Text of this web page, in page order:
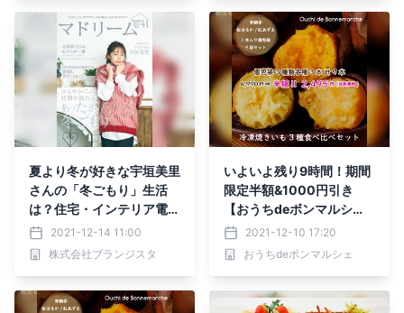
夏より冬が好きな宇垣美里
さんの「冬ごもり」生活
は？住宅・インテリア電子
雑誌『マドリーム』Vol.41
公開
2021-12-14 11:00
株式会社ブランジスタ
いよいよ残り9時間！期間
限定半額&1000円引き
【おうちdeボンマルシ
ェ】2021-12-10 17:20
おうちdeボンマルシェ